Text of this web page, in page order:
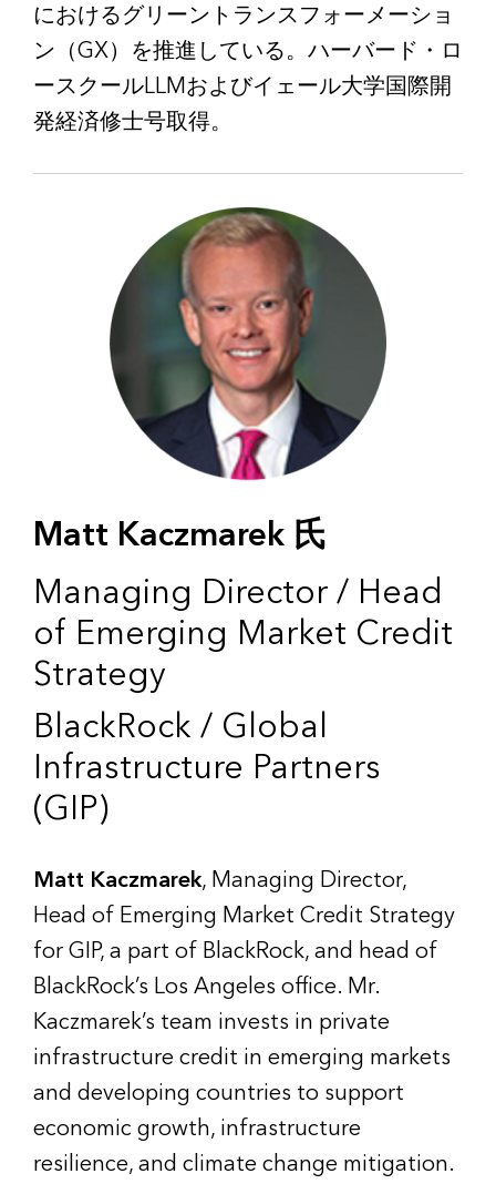
におけるグリーントランスフォーメーショ
ン（GX）を推進している。ハーバード・ロ
ースクールLLMおよびイェール大学国際開
発経済修士号取得。
Matt Kaczmarek 氏
Managing Director / Head
of Emerging Market Credit
Strategy
BlackRock / Global
Infrastructure Partners
(GIP)
Matt Kaczmarek, Managing Director,
Head of Emerging Market Credit Strategy
for GIP, a part of BlackRock, and head of
BlackRock’s Los Angeles office. Mr.
Kaczmarek’s team invests in private
infrastructure credit in emerging markets
and developing countries to support
economic growth, infrastructure
resilience, and climate change mitigation.